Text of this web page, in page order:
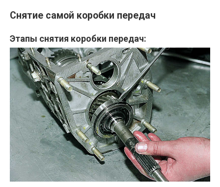
Снятие самой коробки передач
Этапы снятия коробки передач: